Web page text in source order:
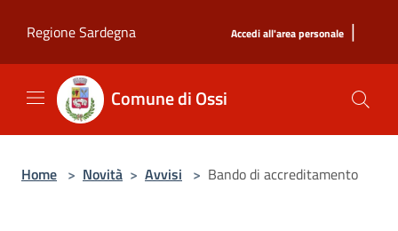
Regione Sardegna
Accedi all'area personale |
Comune di Ossi
Home > Novità > Avvisi > Bando di accreditamento